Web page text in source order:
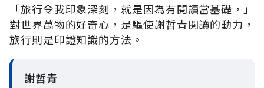
「旅行令我印象深刻，就是因為有閱讀當基礎，」
對世界萬物的好奇心，是驅使謝哲青閱讀的動力，
旅行則是印證知識的方法。
謝哲青